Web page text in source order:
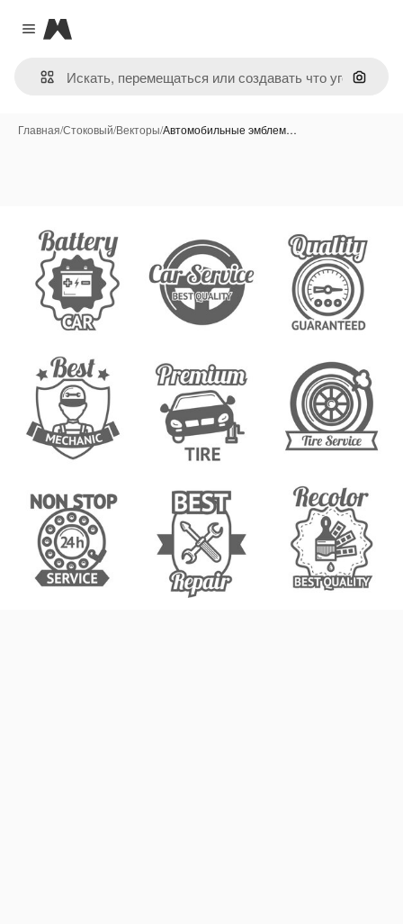
Close menu
Magnific
Поиск
Главная/Стоковый/Векторы/Автомобильные эмблем…